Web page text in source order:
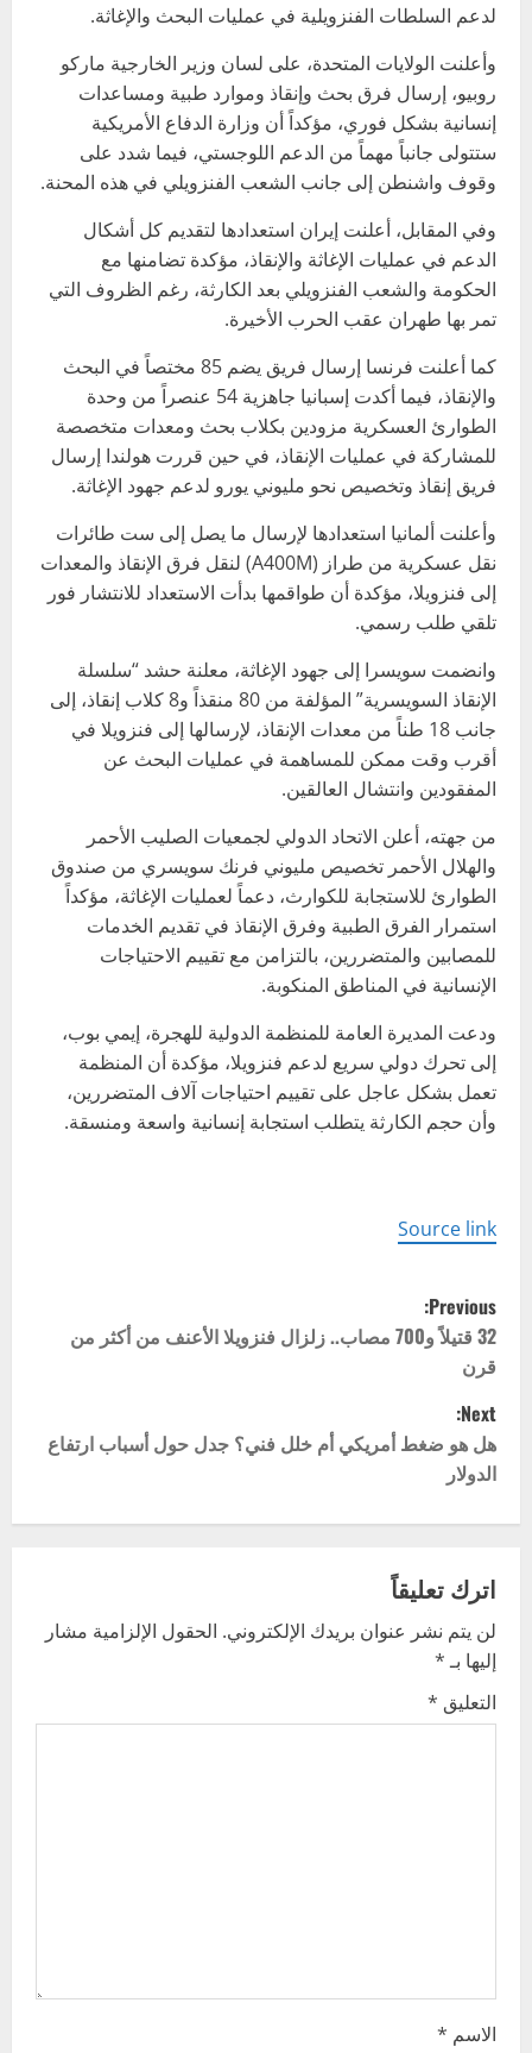
لدعم السلطات الفنزويلية في عمليات البحث والإغاثة.
وأعلنت الولايات المتحدة، على لسان وزير الخارجية ماركو
روبيو، إرسال فرق بحث وإنقاذ وموارد طبية ومساعدات
إنسانية بشكل فوري، مؤكداً أن وزارة الدفاع الأمريكية
ستتولى جانباً مهماً من الدعم اللوجستي، فيما شدد على
وقوف واشنطن إلى جانب الشعب الفنزويلي في هذه المحنة.
وفي المقابل، أعلنت إيران استعدادها لتقديم كل أشكال
الدعم في عمليات الإغاثة والإنقاذ، مؤكدة تضامنها مع
الحكومة والشعب الفنزويلي بعد الكارثة، رغم الظروف التي
تمر بها طهران عقب الحرب الأخيرة.
كما أعلنت فرنسا إرسال فريق يضم 85 مختصاً في البحث
والإنقاذ، فيما أكدت إسبانيا جاهزية 54 عنصراً من وحدة
الطوارئ العسكرية مزودين بكلاب بحث ومعدات متخصصة
للمشاركة في عمليات الإنقاذ، في حين قررت هولندا إرسال
فريق إنقاذ وتخصيص نحو مليوني يورو لدعم جهود الإغاثة.
وأعلنت ألمانيا استعدادها لإرسال ما يصل إلى ست طائرات
نقل عسكرية من طراز (A400M) لنقل فرق الإنقاذ والمعدات
إلى فنزويلا، مؤكدة أن طواقمها بدأت الاستعداد للانتشار فور
تلقي طلب رسمي.
وانضمت سويسرا إلى جهود الإغاثة، معلنة حشد “سلسلة
الإنقاذ السويسرية” المؤلفة من 80 منقذاً و8 كلاب إنقاذ، إلى
جانب 18 طناً من معدات الإنقاذ، لإرسالها إلى فنزويلا في
أقرب وقت ممكن للمساهمة في عمليات البحث عن
المفقودين وانتشال العالقين.
من جهته، أعلن الاتحاد الدولي لجمعيات الصليب الأحمر
والهلال الأحمر تخصيص مليوني فرنك سويسري من صندوق
الطوارئ للاستجابة للكوارث، دعماً لعمليات الإغاثة، مؤكداً
استمرار الفرق الطبية وفرق الإنقاذ في تقديم الخدمات
للمصابين والمتضررين، بالتزامن مع تقييم الاحتياجات
الإنسانية في المناطق المنكوبة.
ودعت المديرة العامة للمنظمة الدولية للهجرة، إيمي بوب،
إلى تحرك دولي سريع لدعم فنزويلا، مؤكدة أن المنظمة
تعمل بشكل عاجل على تقييم احتياجات آلاف المتضررين،
وأن حجم الكارثة يتطلب استجابة إنسانية واسعة ومنسقة.
Source link
P
o
s
t
n
v
i
g
Previous:
32 قتيلاً و700 مصاب.. زلزال فنزويلا الأعنف من أكثر من
قرن
Next:
هل هو ضغط أمريكي أم خلل فني؟ جدل حول أسباب ارتفاع
الدولار
اترك تعليقاً
لن يتم نشر عنوان بريدك الإلكتروني. الحقول الإلزامية مشار
إليها بـ*
التعليق *
الاسم *